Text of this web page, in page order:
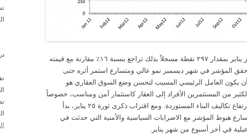
تراجع مؤشر عقارماب مصر خلال شهر يناير بمقدار ٢٩٧ نقطة مسجلاً بذلك تراجع بنسبة ١٦٪ مقارنة مع قيمته
٢٠١٢. هذا وقد حقق المؤشر في شهر ديسمبر نمو عالي ومتسارع استمر أثره حتى
يكون العامل الرئيسي المسبب لتحسن وضع السوق العقاري هو
من المستثمرين الأفراد إلى العقار كاستثمار آمن ومناسب، خصوصاً
مع بدء ارتفاع أسعار العقارات بسبب ارتفاع تكاليف البناء المستوردة. ومع اقتراب ذكرى ثورة ٢٥ يناير، بدأ
هبوط المؤشر مع الاضرابات السياسية والأمنية التي حدثت في
في أخر أسبوع من شهر يناير.